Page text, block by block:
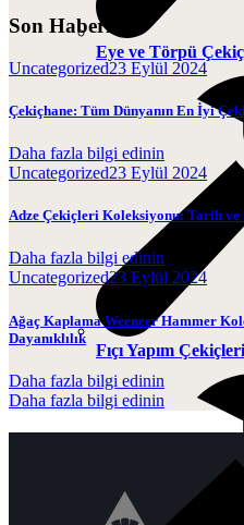
Eye ve Törpü
Fıçı Yapım Çekiçleri
Son Haberler
Uncategorized23 Eylül 2024
Çekiçhane: Tüm Dünyanın En İyi
Daha fazla bilgi edinin
Uncategorized23 Eylül 2024
Adze Çekiçleri Koleksiyonu: Tarih ve
Daha fazla bilgi edinin
Uncategorized23 Eylül 2024
Ağaç Kaplama Weeneer Hammer
Dayanıklılık
Daha fazla bilgi edinin
Daha fazla bilgi edinin